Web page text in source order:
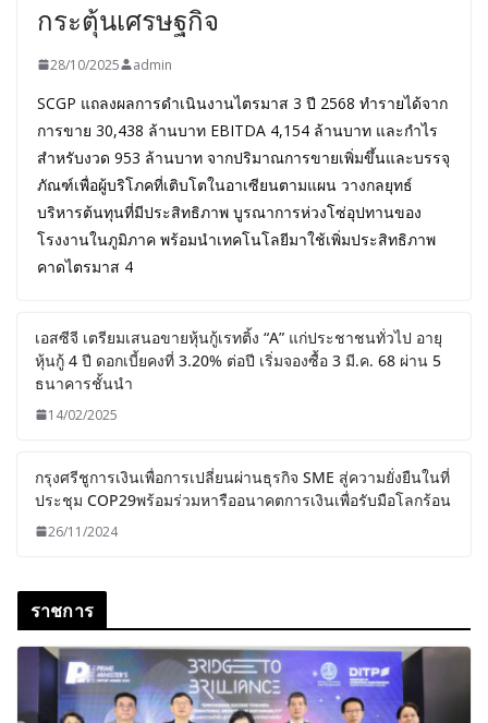
กระตุ้นเศรษฐกิจ
28/10/2025 admin
SCGP แถลงผลการดำเนินงานไตรมาส 3 ปี 2568 ทำรายได้จาก
การขาย 30,438 ล้านบาท EBITDA 4,154 ล้านบาท และกำไร
สำหรับงวด 953 ล้านบาท จากปริมาณการขายเพิ่มขึ้นและบรรจุ
ภัณฑ์เพื่อผู้บริโภคที่เติบโตในอาเซียนตามแผน วางกลยุทธ์
บริหารต้นทุนที่มีประสิทธิภาพ บูรณาการห่วงโซ่อุปทานของ
โรงงานในภูมิภาค พร้อมนำเทคโนโลยีมาใช้เพิ่มประสิทธิภาพ
คาดไตรมาส 4
เอสซีจี เตรียมเสนอขายหุ้นกู้เรทติ้ง “A” แก่ประชาชนทั่วไป อายุ
หุ้นกู้ 4 ปี ดอกเบี้ยคงที่ 3.20% ต่อปี เริ่มจองซื้อ 3 มี.ค. 68 ผ่าน 5
ธนาคารชั้นนำ
14/02/2025
กรุงศรีชูการเงินเพื่อการเปลี่ยนผ่านธุรกิจ SME สู่ความยั่งยืนในที่
ประชุม COP29พร้อมร่วมหารืออนาคตการเงินเพื่อรับมือโลกร้อน
26/11/2024
ราชการ